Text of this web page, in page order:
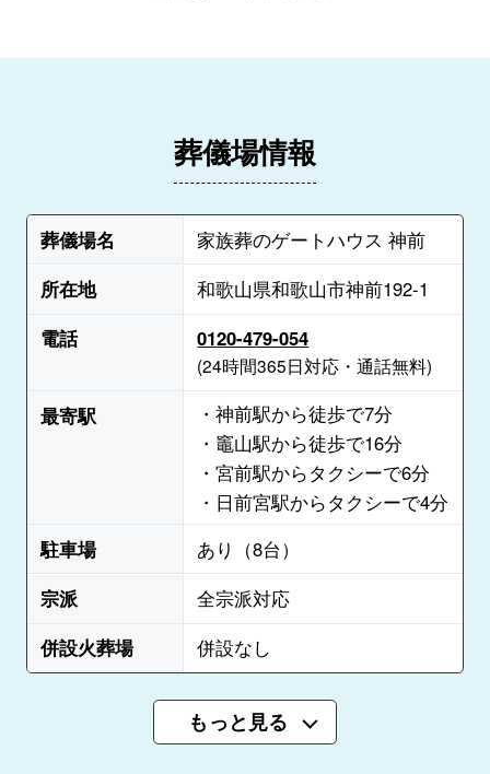
葬儀場情報
葬儀場名
家族葬のゲートハウス 神前
所在地
和歌山県和歌山市神前192-1
電話
0120-479-054
(24時間365日対応・通話無料)
最寄駅
・神前駅から徒歩で7分
・竈山駅から徒歩で16分
・宮前駅からタクシーで6分
・日前宮駅からタクシーで4分
駐車場
あり（8台）
宗派
全宗派対応
併設火葬場
併設なし
もっと見る